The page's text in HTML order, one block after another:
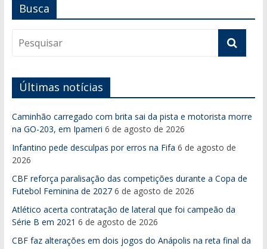
Busca
Últimas notícias
Caminhão carregado com brita sai da pista e motorista morre
na GO-203, em Ipameri 6 de agosto de 2026
Infantino pede desculpas por erros na Fifa 6 de agosto de
2026
CBF reforça paralisação das competições durante a Copa de
Futebol Feminina de 2027 6 de agosto de 2026
Atlético acerta contratação de lateral que foi campeão da
Série B em 2021 6 de agosto de 2026
CBF faz alterações em dois jogos do Anápolis na reta final da